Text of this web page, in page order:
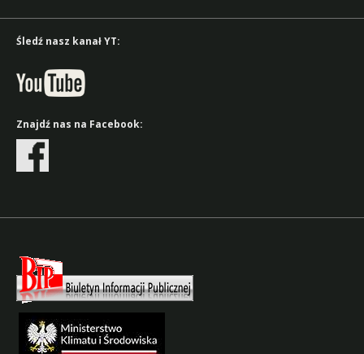
Śledź nasz kanał YT:
Znajdź nas na Facebook: